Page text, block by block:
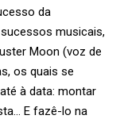
da
musicais,
Moon (voz de
os quais se
à data: montar
E fazê-lo na